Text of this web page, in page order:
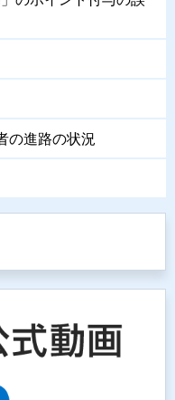
の進路の状況